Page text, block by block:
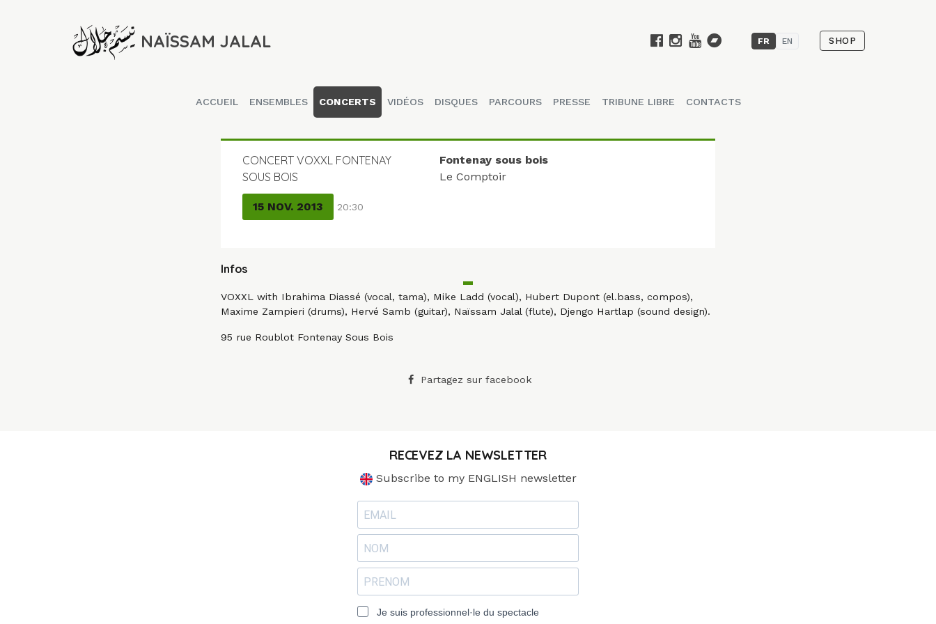
NAÏSSAM JALAL FR EN SHOP
ACCUEIL ENSEMBLES CONCERTS VIDÉOS DISQUES PARCOURS PRESSE TRIBUNE LIBRE CONTACTS
CONCERT VOXXL FONTENAY
SOUS BOIS
15 NOV. 2013 20:30
Fontenay sous bois
Le Comptoir
Infos
VOXXL with Ibrahima Diassé (vocal, tama), Mike Ladd (vocal), Hubert Dupont (el.bass, compos),
Maxime Zampieri (drums), Hervé Samb (guitar), Naïssam Jalal (flute), Djengo Hartlap (sound design).
95 rue Roublot Fontenay Sous Bois
Partagez sur facebook
RECEVEZ LA NEWSLETTER
Subscribe to my ENGLISH newsletter
Je suis professionnel·le du spectacle